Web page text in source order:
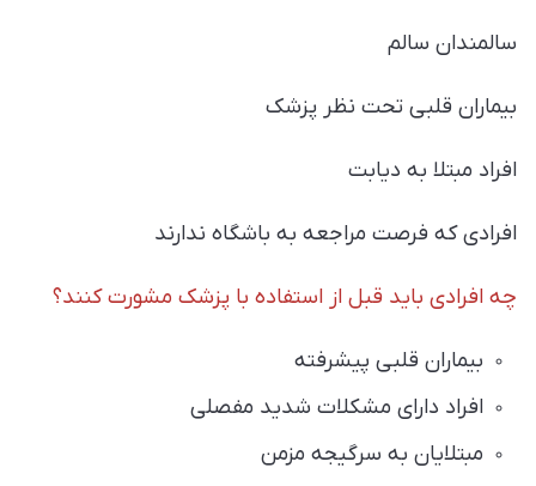
سالمندان سالم
بیماران قلبی تحت نظر پزشک
افراد مبتلا به دیابت
افرادی که فرصت مراجعه به باشگاه ندارند
چه افرادی باید قبل از استفاده با پزشک مشورت کنند؟
بیماران قلبی پیشرفته
افراد دارای مشکلات شدید مفصلی
مبتلایان به سرگیجه مزمن